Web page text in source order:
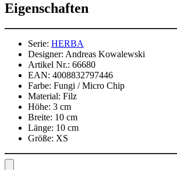
Eigenschaften
Serie: HERBA
Designer: Andreas Kowalewski
Artikel Nr.: 66680
EAN: 4008832797446
Farbe: Fungi / Micro Chip
Material: Filz
Höhe: 3 cm
Breite: 10 cm
Länge: 10 cm
Größe: XS